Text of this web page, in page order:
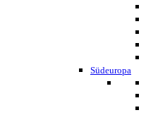
Südeuropa